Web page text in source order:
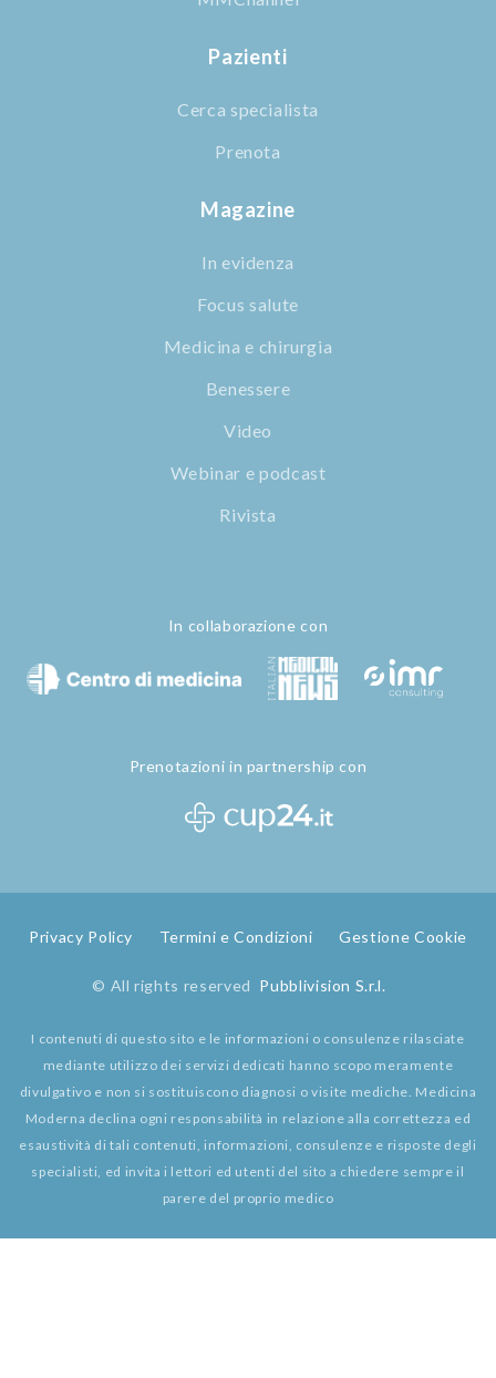
Pazienti
Cerca specialista
Prenota
Magazine
In evidenza
Focus salute
Medicina e chirurgia
Benessere
Video
Webinar e podcast
Rivista
In collaborazione con
Prenotazioni in partnership con
Privacy Policy Termini e Condizioni Gestione Cookie
© All rights reserved Pubblivision S.r.l.
I contenuti di questo sito e le informazioni o consulenze rilasciate
mediante utilizzo dei servizi dedicati hanno scopo meramente
divulgativo e non si sostituiscono diagnosi o visite mediche. Medicina
Moderna declina ogni responsabilità in relazione alla correttezza ed
esaustività di tali contenuti, informazioni, consulenze e risposte degli
specialisti, ed invita i lettori ed utenti del sito a chiedere sempre il
parere del proprio medico